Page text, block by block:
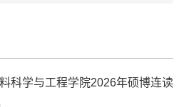
科学与工程学院2026年硕博连读